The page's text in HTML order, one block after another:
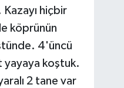
hiçbir
köprünün
4'üncü
yayaya koştuk.
2 tane var